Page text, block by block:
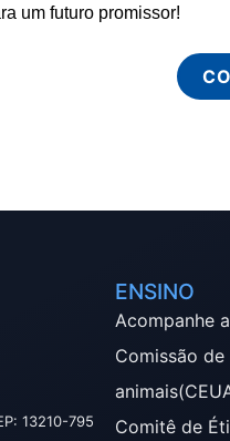
um futuro promissor!
13210-795
ENSINO
Acompanhe
Comissão
Comitê de